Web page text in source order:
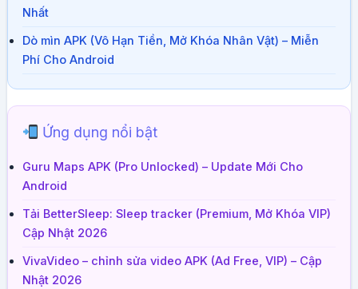
Nhất
Dò mìn APK (Vô Hạn Tiền, Mở Khóa Nhân Vật) – Miễn
Phí Cho Android
Ứng dụng nổi bật
Guru Maps APK (Pro Unlocked) – Update Mới Cho
Android
Tải BetterSleep: Sleep tracker (Premium, Mở Khóa VIP)
Cập Nhật 2026
VivaVideo – chỉnh sửa video APK (Ad Free, VIP) – Cập
Nhật 2026